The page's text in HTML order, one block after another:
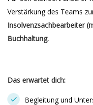
Verstärkung des Teams
Insolvenzsachbearbeiter
Buchhaltung.
Das erwartet dich:
Begleitung und